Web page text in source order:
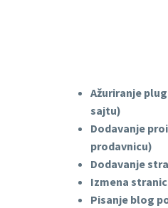
Ažuriranje
sajtu)
Dodavanje
prodavnicu)
Dodavanje
Izmena
Pisanje blog